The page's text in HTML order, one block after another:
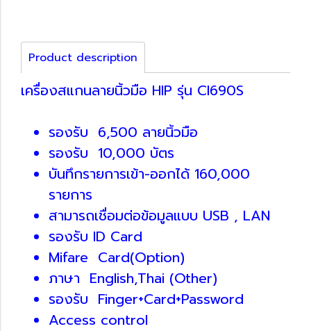
Product description
เครื่องสแกนลายนิ้วมือ HIP รุ่น CI690S
รองรับ 6,500 ลายนิ้วมือ
รองรับ 10,000 บัตร
บันทึกรายการเข้า-ออกได้ 160,000
รายการ
สามารถเชื่อมต่อข้อมูลแบบ USB , LAN
รองรับ ID Card
Mifare Card(Option)
ภาษา English,Thai (Other)
รองรับ Finger+Card+Password
Access control